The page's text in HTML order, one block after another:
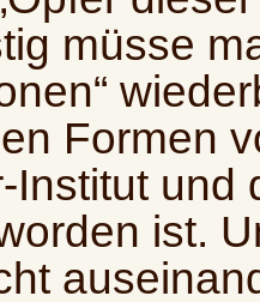
müsse
Formen
Institut und
ist.